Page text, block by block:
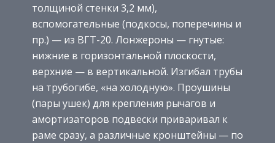
толщиной стенки 3,2 мм),
вспомогательные (подкосы, поперечины и
пр.) — из ВГТ-20. Лонжероны — гнутые:
нижние в горизонтальной плоскости,
верхние — в вертикальной. Изгибал трубы
на трубогибе, «на холодную». Проушины
(пары ушек) для крепления рычагов и
амортизаторов подвески приваривал к
раме сразу, а различные кронштейны — по